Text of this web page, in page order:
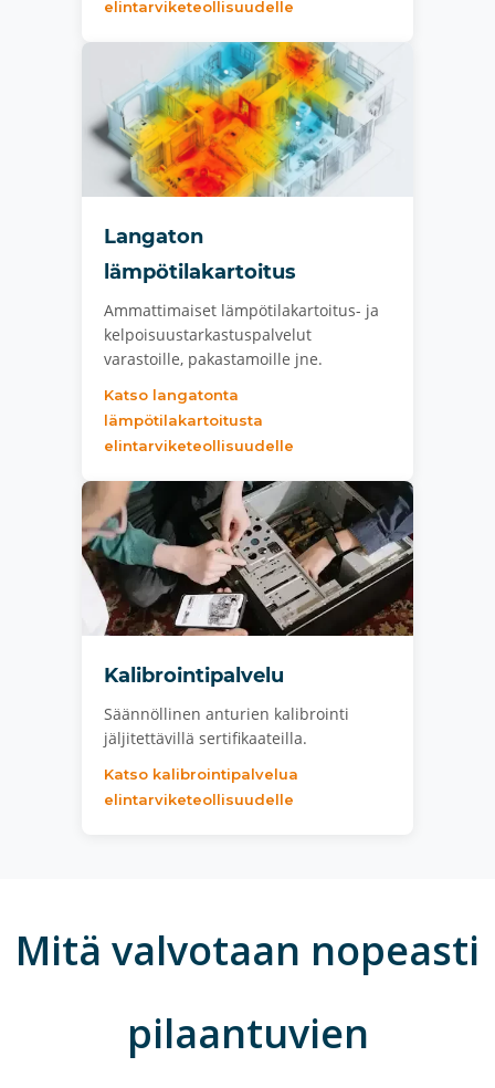
elintarviketeollisuudelle
Langaton
lämpötilakartoitus
Ammattimaiset lämpötilakartoitus- ja
kelpoisuustarkastuspalvelut
varastoille, pakastamoille jne.
Katso langatonta
lämpötilakartoitusta
elintarviketeollisuudelle
Kalibrointipalvelu
Säännöllinen anturien kalibrointi
jäljitettävillä sertifikaateilla.
Katso kalibrointipalvelua
elintarviketeollisuudelle
Mitä valvotaan nopeasti
pilaantuvien